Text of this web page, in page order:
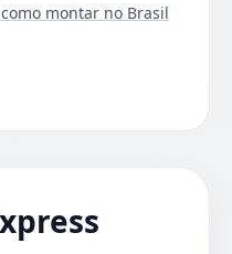
montar no Brasil